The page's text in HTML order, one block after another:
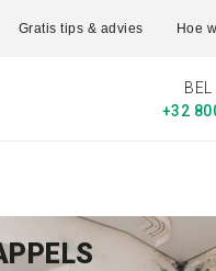
Gratis tips & advies Hoe
BEL
+32